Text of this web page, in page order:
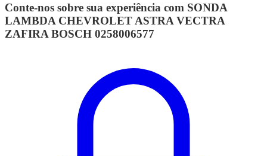
Conte-nos sobre sua experiência com SONDA
LAMBDA CHEVROLET ASTRA VECTRA
ZAFIRA BOSCH 0258006577